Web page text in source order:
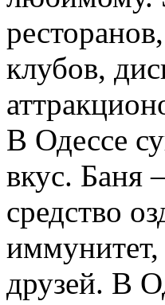
клубов,
В Одессе
вкус. Баня
средство
друзей. В